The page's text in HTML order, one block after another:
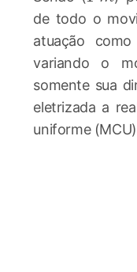
de todo o
atuação
variando o
somente sua
eletrizada a
uniforme